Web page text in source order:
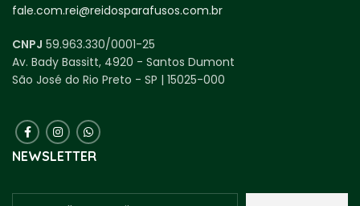
fale.com.rei@reidosparafusos.com.br
CNPJ 59.963.330/0001-25
Av. Bady Bassitt, 4920 - Santos Dumont
São José do Rio Preto - SP | 15025-000
NEWSLETTER